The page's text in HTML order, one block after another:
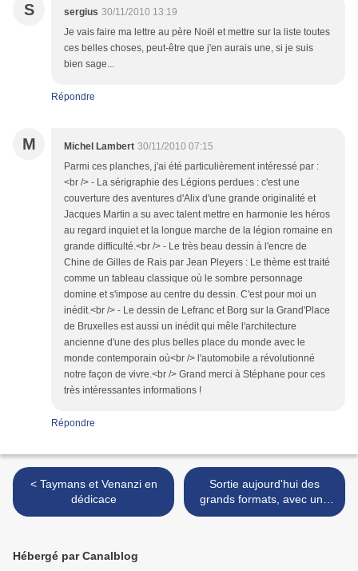
S sergius 30/11/2010 13:19
Je vais faire ma lettre au père Noël et mettre sur la liste toutes
ces belles choses, peut-être que j'en aurais une, si je suis
bien sage...
Répondre
M Michel Lambert 30/11/2010 07:15
Parmi ces planches, j'ai été particulièrement intéressé par :
<br /> - La sérigraphie des Légions perdues : c'est une
couverture des aventures d'Alix d'une grande originalité et
Jacques Martin a su avec talent mettre en harmonie les héros
au regard inquiet et la longue marche de la légion romaine en
grande difficulté.<br /> - Le très beau dessin à l'encre de
Chine de Gilles de Rais par Jean Pleyers : Le thème est traité
comme un tableau classique où le sombre personnage
domine et s'impose au centre du dessin. C'est pour moi un
inédit.<br /> - Le dessin de Lefranc et Borg sur la Grand'Place
de Bruxelles est aussi un inédit qui mêle l'architecture
ancienne d'une des plus belles place du monde avec le
monde contemporain où<br /> l'automobile a révolutionné
notre façon de vivre.<br /> Grand merci à Stéphane pour ces
très intéressantes informations !
Répondre
< Taymans et Venanzi en
dédicace
Sortie aujourd'hui des
grands formats, avec une
très belle couverture toilée
Hébergé par Canalblog